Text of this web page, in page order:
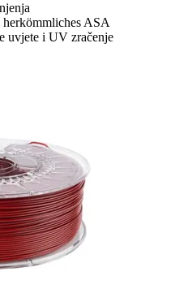
herkömmliches ASA
uvjete i UV zračenje